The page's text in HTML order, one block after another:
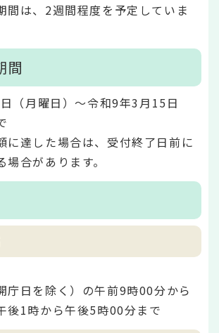
間は、2週間程度を予定していま
間
（月曜日）～令和9年3月15日
達した場合は、受付終了日前に
合があります。
庁日を除く）の午前9時00分から
後1時から午後5時00分まで